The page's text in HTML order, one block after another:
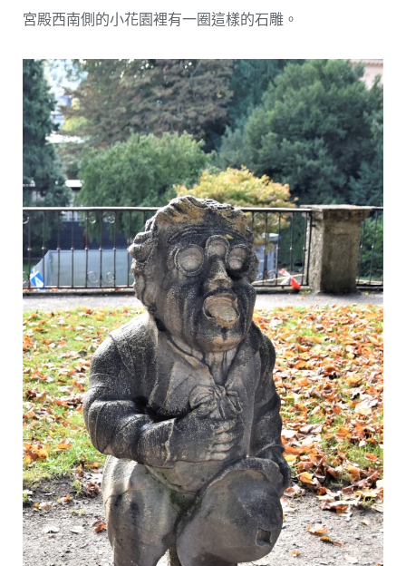
宮殿西南側的小花園裡有一圈這樣的石雕。